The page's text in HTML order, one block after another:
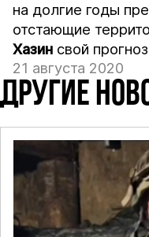
на долгие годы
отстающие
Хазин свой
21 августа 2020
ДРУГИЕ